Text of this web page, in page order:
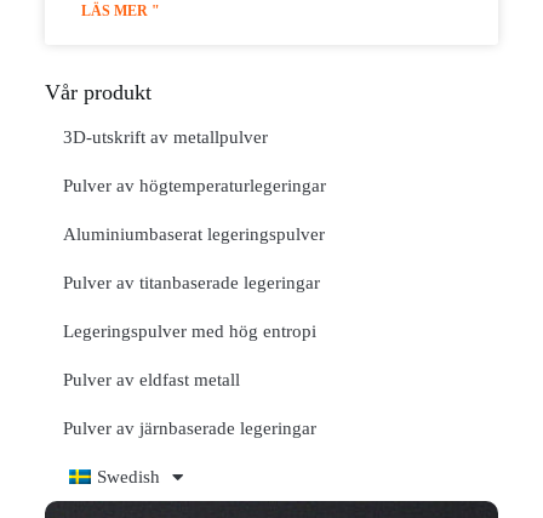
LÄS MER "
Vår produkt
3D-utskrift av metallpulver
Pulver av högtemperaturlegeringar
Aluminiumbaserat legeringspulver
Pulver av titanbaserade legeringar
Legeringspulver med hög entropi
Pulver av eldfast metall
Pulver av järnbaserade legeringar
Swedish